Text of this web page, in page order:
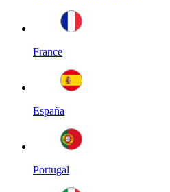
France
España
Portugal